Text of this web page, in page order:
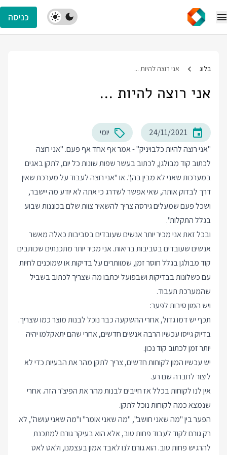
כניסה
בלוג אני רוצה להיות ...
אני רוצה להיות ...
24/11/2021
יומי
"אני רוצה להיות כלבויניק" - אמר אף אחד אף פעם. "אני רוצה
לכתוב קוד מבולגן, לכתוב בעשר שפות שונות כל יום, לתקן באגים
במערכות שאני לא מבין בהן". או "אני רוצה לעבוד על מערכת שאין
דרך לבדוק אותה, שאי אפשר לשדרג כי אתה לא יודע מה יישבר,
ושכל פעם שמעלים גירסה צריך להשאיר צוות שלם בכוננות שבוע
בגלל התקלות".
ובכל זאת אני מכיר יותר אנשים שעובדים בסביבות כאלה מאשר
אנשים שעובדים בסביבות בריאות. אני מכיר יותר מתכנתים שכותבים
קוד מבולגן בגלל חוסר זמן, שמוותרים על בדיקות או שמוכנים לחיות
עם כשלונות בבדיקות ושבפועל יכתבו מה שצריך לכתוב בשביל
שהמערכת תעבוד.
ויש המון סיבות לפער:
תכף יש דמו גדול, אחרי ההשקעה כבר נוכל לבנות מוצר כמו שצריך.
בדיוק גייסו עכשיו הרבה אנשים חדשים, אחרי שהם יתאקלמו יהיה
יותר זמן לכתוב קוד נכון.
יש עכשיו המון לקוחות חדשים, צריך לתקן מהר את הבעיות כדי לא
ליצור לחברה שם רע.
אין לנו לקוחות בכלל אז חייבים לבנות מהר את הפיצ'ר הזה. אחרי
שנמצא כמה לקוחות נוכל לתקן.
הפער בין "מה שאני חושב", "מה שאני אומר" ו"מה שאני עושה", לא
רק גורם לקוד לעבוד פחות טוב, אלא הוא בעיקר גורם למתכנת
להרגיש פחות טוב. הוא גורם לנו לאבד אמון בעצמנו, ולאט לאט